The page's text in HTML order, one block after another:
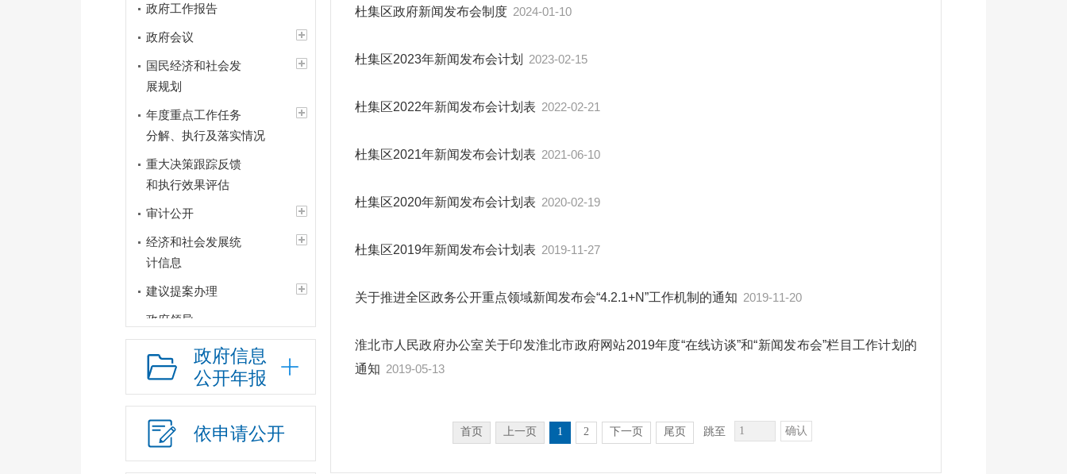
政府工作报告
政府会议
国民经济和社会发
展规划
年度重点工作任务
分解、执行及落实情况
重大决策跟踪反馈
和执行效果评估
审计公开
经济和社会发展统
计信息
建议提案办理
政府领导
人事信息
财政资金
应急管理
行政权力
政府信息
公开年报
依申请公开
杜集区政府新闻发布会制度 2024-01-10
杜集区2023年新闻发布会计划 2023-02-15
杜集区2022年新闻发布会计划表 2022-02-21
杜集区2021年新闻发布会计划表 2021-06-10
杜集区2020年新闻发布会计划表 2020-02-19
杜集区2019年新闻发布会计划表 2019-11-27
关于推进全区政务公开重点领域新闻发布会“4.2.1+N”工作机制的通知 2019-11-20
淮北市人民政府办公室关于印发淮北市政府网站2019年度“在线访谈”和“新闻发布会”栏目工作计划的
通知 2019-05-13
首页 上一页 1 2 下一页 尾页 跳至 确认